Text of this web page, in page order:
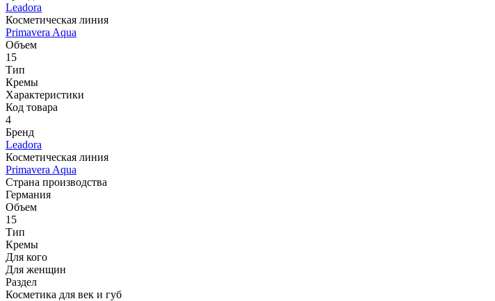
Leadora
Косметическая линия
Primavera Aqua
Объем
15
Тип
Кремы
Характеристики
Код товара
4
Бренд
Leadora
Косметическая линия
Primavera Aqua
Страна производства
Германия
Объем
15
Тип
Кремы
Для кого
Для женщин
Раздел
Косметика для век и губ